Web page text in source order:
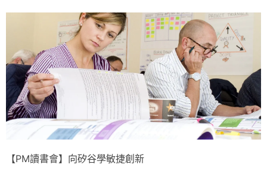
【PM讀書會】向矽谷學敏捷創新